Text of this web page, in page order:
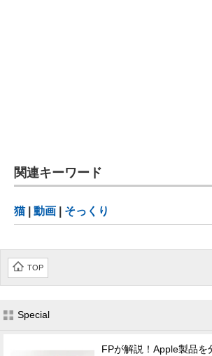
関連キーワード
猫| 動画 そっくり
TOP
Special
FPが解説！Apple製品